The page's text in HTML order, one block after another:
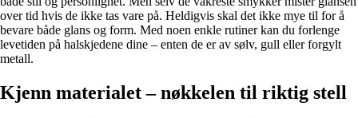
over tid hvis de ikke tas vare på. Heldigvis skal det ikke mye til for å
bevare både glans og form. Med noen enkle rutiner kan du forlenge
levetiden på halskjedene dine – enten de er av sølv, gull eller forgylt
metall.
Kjenn materialet – nøkkelen til riktig stell